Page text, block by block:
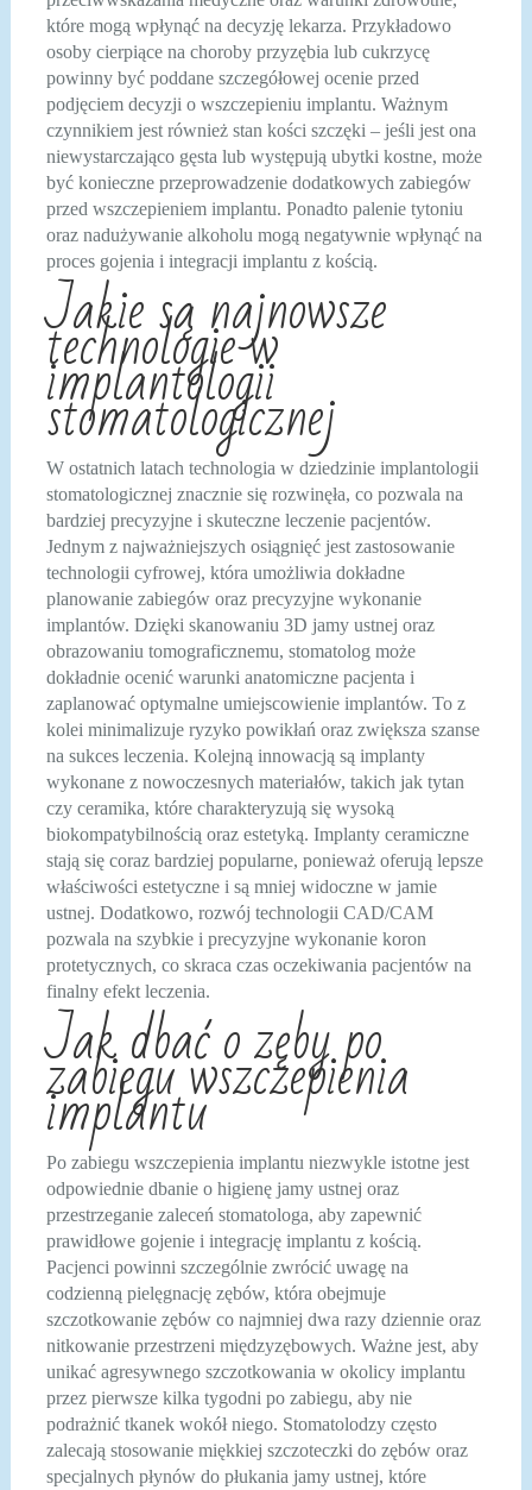
które mogą wpłynąć na decyzję lekarza. Przykładowo
osoby cierpiące na choroby przyzębia lub cukrzycę
powinny być poddane szczegółowej ocenie przed
podjęciem decyzji o wszczepieniu implantu. Ważnym
czynnikiem jest również stan kości szczęki – jeśli jest ona
niewystarczająco gęsta lub występują ubytki kostne, może
być konieczne przeprowadzenie dodatkowych zabiegów
przed wszczepieniem implantu. Ponadto palenie tytoniu
oraz nadużywanie alkoholu mogą negatywnie wpłynąć na
proces gojenia i integracji implantu z kością.
Jakie są najnowsze
technologie w
implantologii
stomatologicznej
W ostatnich latach technologia w dziedzinie implantologii
stomatologicznej znacznie się rozwinęła, co pozwala na
bardziej precyzyjne i skuteczne leczenie pacjentów.
Jednym z najważniejszych osiągnięć jest zastosowanie
technologii cyfrowej, która umożliwia dokładne
planowanie zabiegów oraz precyzyjne wykonanie
implantów. Dzięki skanowaniu 3D jamy ustnej oraz
obrazowaniu tomograficznemu, stomatolog może
dokładnie ocenić warunki anatomiczne pacjenta i
zaplanować optymalne umiejscowienie implantów. To z
kolei minimalizuje ryzyko powikłań oraz zwiększa szanse
na sukces leczenia. Kolejną innowacją są implanty
wykonane z nowoczesnych materiałów, takich jak tytan
czy ceramika, które charakteryzują się wysoką
biokompatybilnością oraz estetyką. Implanty ceramiczne
stają się coraz bardziej popularne, ponieważ oferują lepsze
właściwości estetyczne i są mniej widoczne w jamie
ustnej. Dodatkowo, rozwój technologii CAD/CAM
pozwala na szybkie i precyzyjne wykonanie koron
protetycznych, co skraca czas oczekiwania pacjentów na
finalny efekt leczenia.
Jak dbać o zęby po
zabiegu wszczepienia
implantu
Po zabiegu wszczepienia implantu niezwykle istotne jest
odpowiednie dbanie o higienę jamy ustnej oraz
przestrzeganie zaleceń stomatologa, aby zapewnić
prawidłowe gojenie i integrację implantu z kością.
Pacjenci powinni szczególnie zwrócić uwagę na
codzienną pielęgnację zębów, która obejmuje
szczotkowanie zębów co najmniej dwa razy dziennie oraz
nitkowanie przestrzeni międzyzębowych. Ważne jest, aby
unikać agresywnego szczotkowania w okolicy implantu
przez pierwsze kilka tygodni po zabiegu, aby nie
podrażnić tkanek wokół niego. Stomatolodzy często
zalecają stosowanie miękkiej szczoteczki do zębów oraz
specjalnych płynów do płukania jamy ustnej, które